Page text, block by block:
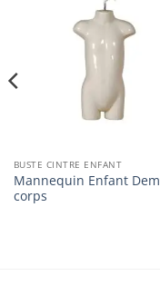
BUSTE CINTRE ENFANT
Mannequin Enfant
corps